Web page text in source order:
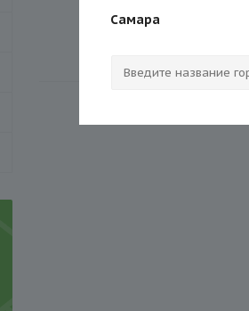
Шина Bridgestone DUELER
A/T 001 265/75 R16 112/109S
Самара